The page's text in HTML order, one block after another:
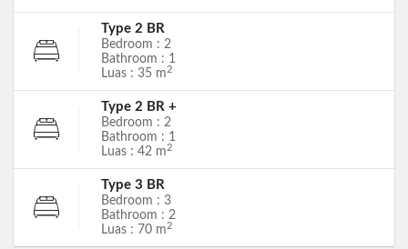
Type 2 BR
Bedroom : 2
Bathroom : 1
Luas : 35 m2
Type 2 BR +
Bedroom : 2
Bathroom : 1
Luas : 42 m 2
Type 3 BR
Bedroom : 3
Bathroom : 2
Luas : 70 m 2